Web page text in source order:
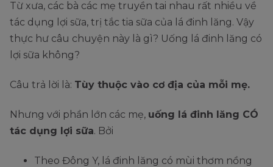
Từ xưa, các bà các mẹ truyền tai nhau rất nhiều về
tác dụng lợi sữa, trị tắc tia sữa của lá đinh lăng. Vậy
thực hư câu chuyện này là gì? Uống lá đinh lăng có
lợi sữa không?
Câu trả lời là: Tùy thuộc vào cơ địa của mỗi mẹ.
Nhưng với phần lớn các mẹ, uống lá đinh lăng CÓ
tác dụng lợi sữa. Bởi
Theo Đông Y, lá đinh lăng có mùi thơm nồng